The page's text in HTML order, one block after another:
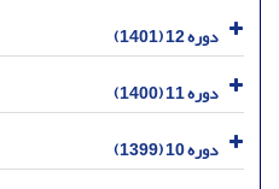
دوره 12 (1401)
دوره 11 (1400)
دوره 10 (1399)